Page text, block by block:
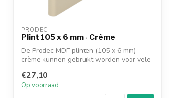
PRODEC
Plint 105 x 6 mm - Crème
De Prodec MDF plinten (105 x 6 mm)
crème kunnen gebruikt worden voor vele
€27,10
Op voorraad